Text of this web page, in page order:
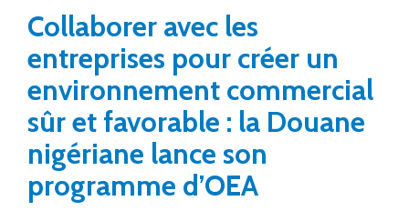
Collaborer avec les
entreprises pour créer un
environnement commercial
sûr et favorable : la Douane
nigériane lance son
programme d’OEA